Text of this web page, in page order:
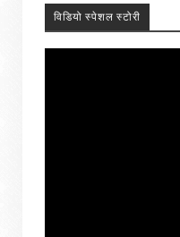
विडियो स्पेशल स्टोरी